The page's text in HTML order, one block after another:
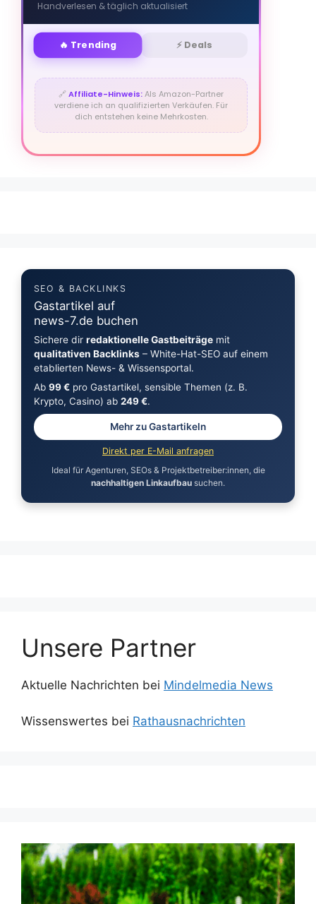
Handverlesen & täglich aktualisiert
🔥 Trending ⚡ Deals
🔗Affiliate-Hinweis:Als Amazon-Partner
verdiene ich an qualifizierten Verkäufen. Für
dich entstehen keine Mehrkosten.
SEO & BACKLINKS
Gastartikel auf
news-7.de buchen
Sichere dir redaktionelle Gastbeiträgemit
qualitativen Backlinks– White-Hat-SEO auf einem
etablierten News- & Wissensportal.
Ab 99 €pro Gastartikel, sensible Themen (z. B.
Krypto, Casino) ab 249 €.
Mehr zu Gastartikeln
Direkt per E-Mail anfragen
Ideal für Agenturen, SEOs & Projektbetreiber:innen, die
nachhaltigen Linkaufbau suchen.
Unsere Partner
Aktuelle Nachrichten bei Mindelmedia News
Wissenswertes bei Rathausnachrichten